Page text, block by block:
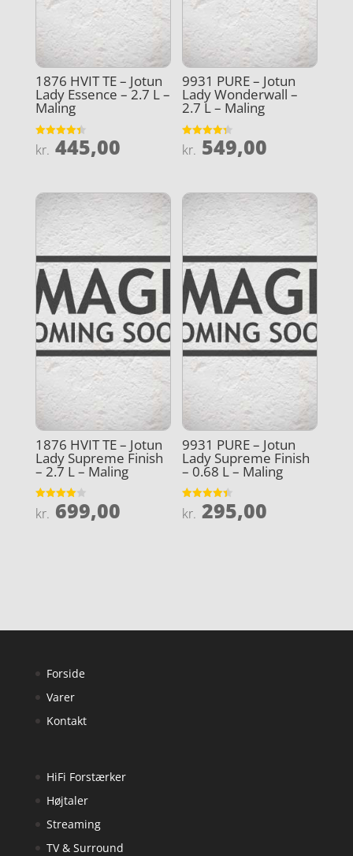
1876 HVIT TE – Jotun
Lady Essence – 2.7 L –
Maling
Vurderet
4.4
kr. 445,00
9931 PURE – Jotun
Lady Wonderwall –
2.7 L – Maling
Vurderet
4.3
kr. 549,00
1876 HVIT TE – Jotun
Lady Supreme Finish
– 2.7 L – Maling
Vurderet
4
kr. 699,00
9931 PURE – Jotun
Lady Supreme Finish
– 0.68 L – Maling
Vurderet
4.4
kr. 295,00
Forside
Varer
Kontakt
HiFi Forstærker
Højtaler
Streaming
TV & Surround